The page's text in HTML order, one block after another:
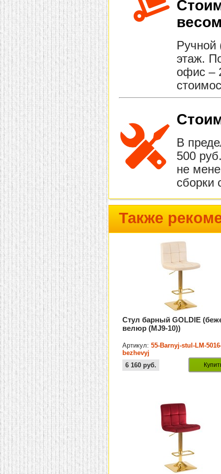
Ручной
этаж.
офис –
В
500
не
сборки
Также
Стул барный GOLDIE
велюр (MJ9-10))
Артикул:55-Barnyj-stul-LM-
bezhevyj
6 160 руб.